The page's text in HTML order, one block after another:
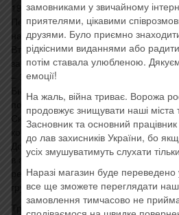
1993 году в Париже.
Первый опыт синтеза акустического
народных песен.
Второй (после «Або Або»)
записанный во Франции «золотым
– Здоренко – Сахно.
Был издан единственный раз в 1995
после чего мастер-тейп был
Скрипкой в такси при переезде на
концами).
Долгие годы считался
в архиве лейбла «Країна Мрій»
резервная цифровая копия
группы буквально за несколько
Треклист:
замовниками у звичайному
приятелями, цікавими
друзями. Було приємно
рідкісними виданнями або
потім ставала улюбленою.
емоції!
На жаль, війна триває. Ворожа
продовжує знищувати наші
Засновник та основний
до лав захисників України, бо
усіх змушуватимуть слухати
Наразі магазин буде
все ще зможете переглядати
замовлення тимчасово не